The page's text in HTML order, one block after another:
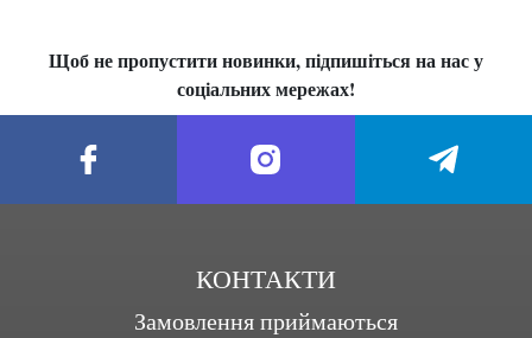
Щоб не пропустити новинки, підпишіться на нас у
соціальних мережах!
КОНТАКТИ
Замовлення приймаються